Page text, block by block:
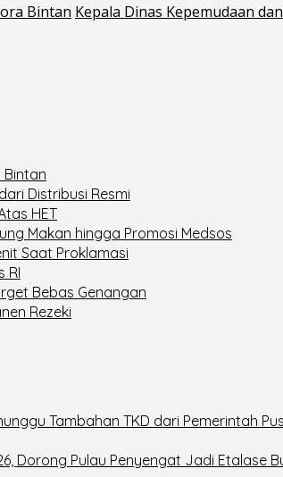
Bintan Kepala Dinas Kepemudaan
Bintan
Distribusi Resmi
HET
Makan hingga Promosi Medsos
Saat Proklamasi
RI
Bebas Genangan
Rezeki
Tambahan TKD dari Pemerintah
Dorong Pulau Penyengat Jadi Etalase